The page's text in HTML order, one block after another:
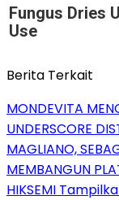
Fungus Dries
Use
Berita Terkait
MONDEVITA
UNDERSCORE
MAGLIANO,
MEMBANGUN
HIKSEMI